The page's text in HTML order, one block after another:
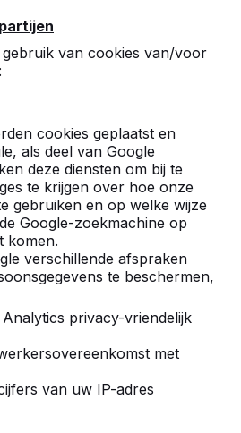
van cookies van/voor
cookies geplaatst en
als deel van Google
deze diensten om bij te
te krijgen over hoe onze
gebruiken en op welke wijze
Google-zoekmachine op
komen.
verschillende afspraken
te beschermen,
privacy-vriendelijk
met
van uw IP-adres
collega's) kunnen gaan
te merken
10-06-2025
aanwinst voor onze
14-10-2024